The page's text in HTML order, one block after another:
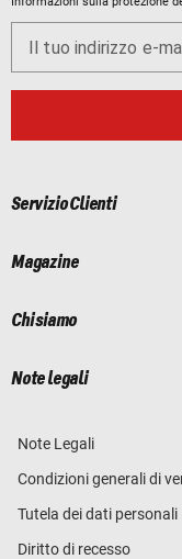
Il tuo indirizzo e-
Servizio Clienti
Magazine
Chi siamo
Note legali
Note Legali
Condizioni generali di
Tutela dei dati personali
Diritto di recesso